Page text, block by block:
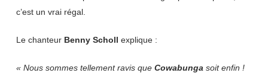
c’est un vrai régal.
Le chanteur Benny Scholl explique :
« Nous sommes tellement ravis que Cowabunga soit enfin !